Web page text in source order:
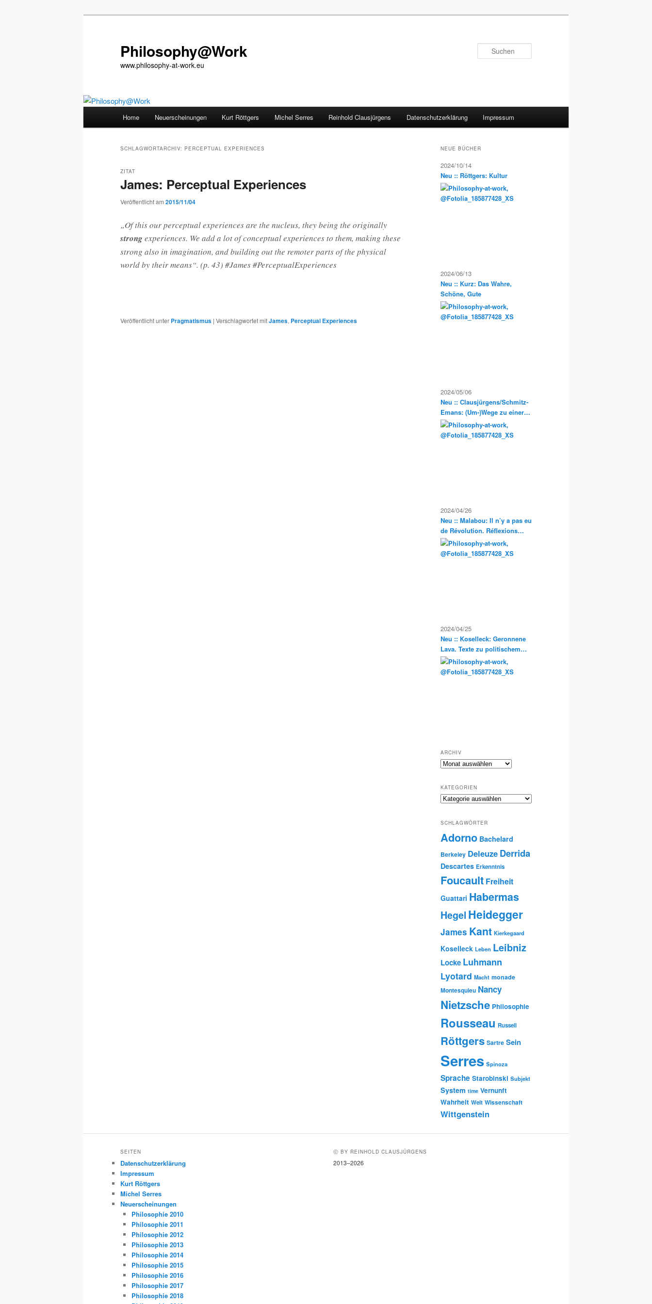
Philosophy@Work
www.philosophy-at-work.eu
Home Neuerscheinungen Kurt Röttgers Michel Serres Reinhold Clausjürgens Datenschutzerklärung Impressum
SCHLAGWORTARCHIV: PERCEPTUAL EXPERIENCES
James: Perceptual Experiences
ZITAT
Veröffentlicht am 2015/11/04
„Of this our perceptual experiences are the nucleus, they being the originally
strong experiences. We add a lot of conceptual experiences to them, making these
strong also in imagination, and building out the remoter parts of the physical
world by their means“. (p. 43) #James #PerceptualExperiences
Veröffentlicht unter Pragmatismus | Verschlagwortet mitJames, Perceptual Experiences
NEUE BÜCHER
2024/10/14
Neu :: Röttgers: Kultur
2024/06/13
Neu :: Kurz: Das Wahre,
Schöne, Gute
2024/05/06
Neu :: Clausjürgens/Schmitz-
Emans: (Um-)Wege zu einer
Sozialphilosophie der
Postmoderne. Philosophische
2024/04/26
Neu :: Malabou: Il n’y a pas eu
de Révolution. Réflexions
anarchistes sur la propriété et
la condition servile en France
2024/04/25
Neu :: Koselleck: Geronnene
Lava. Texte zu politischem
Totenkult und Erinnerung
ARCHIV
Archiv
KATEGORIEN
Kategorien
SCHLAGWÖRTER
Adorno Bachelard
Berkeley Deleuze Derrida
Descartes Erkenntnis
Foucault Freiheit
Guattari Habermas
Hegel Heidegger
James Kant Kierkegaard
Koselleck Leben Leibniz
Locke Luhmann
Lyotard Macht monade
Montesquieu Nancy
Nietzsche Philosophie
Rousseau Russell
Röttgers Sartre Sein
Serres Spinoza
Sprache Starobinski Subjekt
System time Vernunft
Wahrheit Welt Wissenschaft
Wittgenstein
SEITEN
Datenschutzerklärung
Impressum
Kurt Röttgers
Michel Serres
Neuerscheinungen
Philosophie 2010
Philosophie 2011
Philosophie 2012
Philosophie 2013
Philosophie 2014
Philosophie 2015
Philosophie 2016
Philosophie 2017
Philosophie 2018
Ⓒ BY REINHOLD CLAUSJÜRGENS
2013–2026